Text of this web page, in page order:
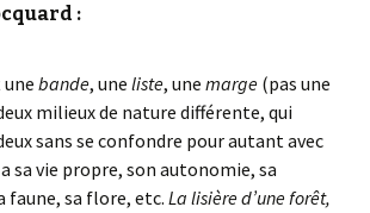
:
bande, une liste, une marge (pas une
milieux de nature différente, qui
sans se confondre pour autant avec
sa vie propre, son autonomie, sa
faune, sa flore, etc. La lisière d’une forêt,